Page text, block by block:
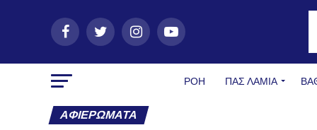
ΡΟΗ ΠΑΣ ΛΑΜΊΑ
ΑΦΙΕΡΏΜΑΤΑ